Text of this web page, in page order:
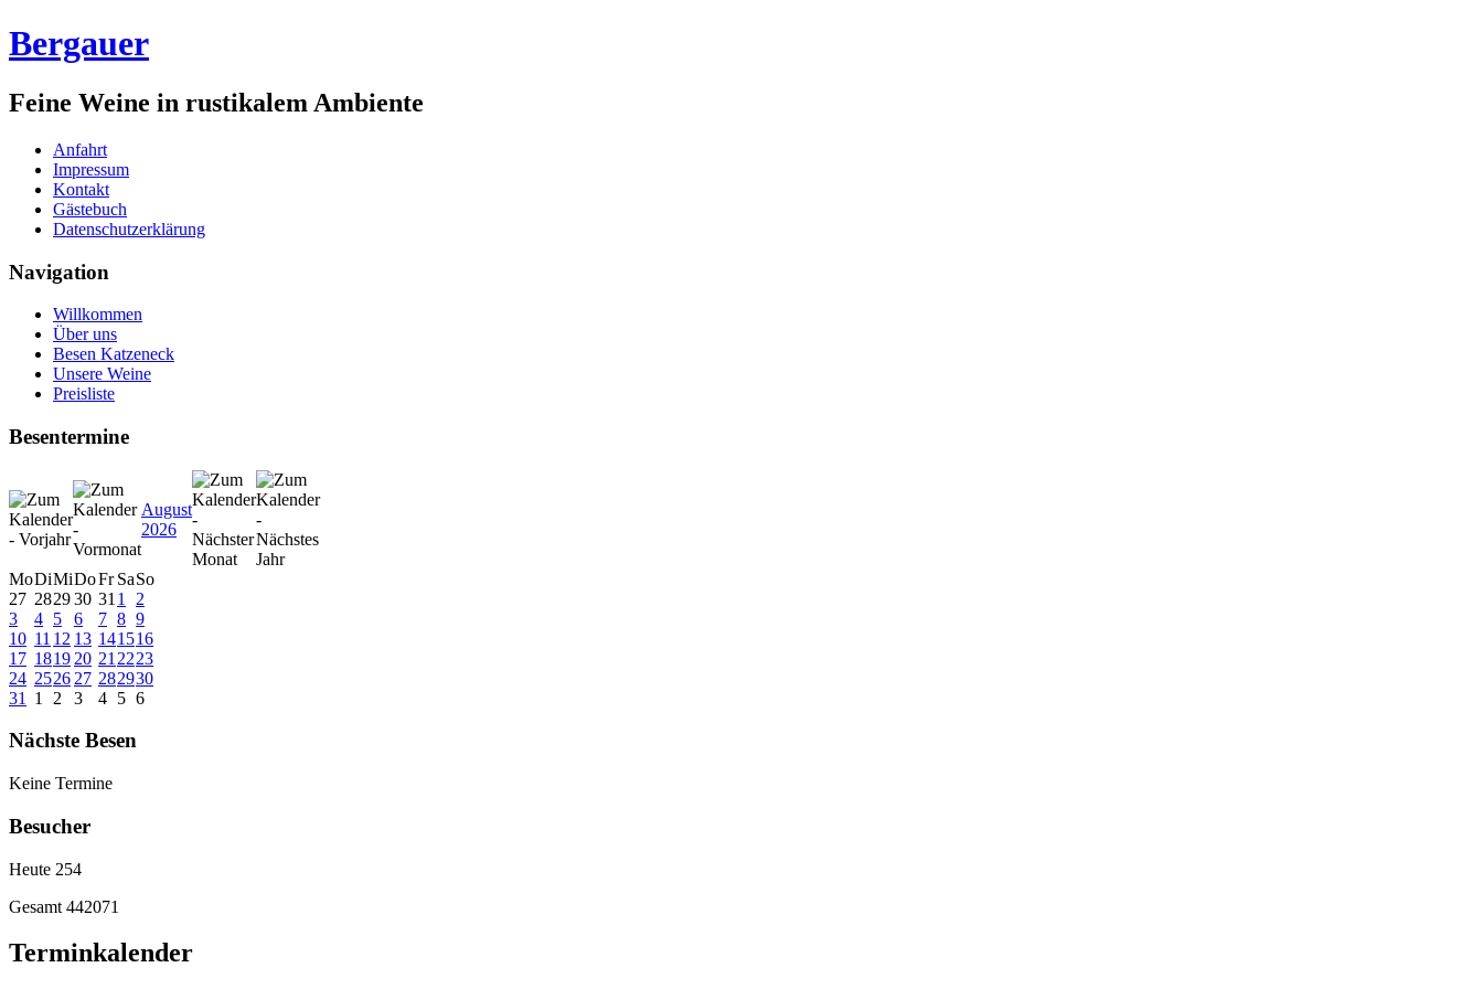
Bergauer
Feine Weine in rustikalem Ambiente
Anfahrt
Impressum
Kontakt
Gästebuch
Datenschutzerklärung
Navigation
Willkommen
Über uns
Besen Katzeneck
Unsere Weine
Preisliste
Besentermine
August
2026
MoDiMiDoFr SaSo
27 282930 31 1
2
3
4 5 6 7 8 9
10 11 12 13 141516
17 1819 20 21 2223
24 2526 27 282930
31
1 2 3 4 5 6
Nächste Besen
Keine Termine
Besucher
Heute 254
Gesamt 442071
Terminkalender